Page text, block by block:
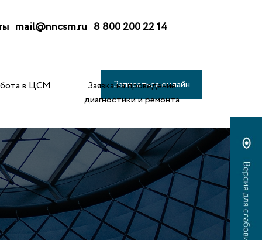
mail@nncsm.ru 8 800 200 22 14
в ЦСМ
Заявка на проведение
диагностики и ремонта
Записаться онлайн